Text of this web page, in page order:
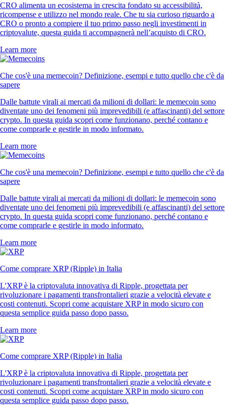
CRO alimenta un ecosistema in crescita fondato su accessibilità,
ricompense e utilizzo nel mondo reale. Che tu sia curioso riguardo a
CRO o pronto a compiere il tuo primo passo negli investimenti in
criptovalute, questa guida ti accompagnerà nell’acquisto di CRO.
Learn more
Che cos'è una memecoin? Definizione, esempi e tutto quello che c'è da
sapere
Dalle battute virali ai mercati da milioni di dollari: le memecoin sono
diventate uno dei fenomeni più imprevedibili (e affascinanti) del settore
crypto. In questa guida scopri come funzionano, perché contano e
come comprarle e gestirle in modo informato.
Learn more
Che cos'è una memecoin? Definizione, esempi e tutto quello che c'è da
sapere
Dalle battute virali ai mercati da milioni di dollari: le memecoin sono
diventate uno dei fenomeni più imprevedibili (e affascinanti) del settore
crypto. In questa guida scopri come funzionano, perché contano e
come comprarle e gestirle in modo informato.
Learn more
Come comprare XRP (Ripple) in Italia
L'XRP è la criptovaluta innovativa di Ripple, progettata per
rivoluzionare i pagamenti transfrontalieri grazie a velocità elevate e
costi contenuti. Scopri come acquistare XRP in modo sicuro con
questa semplice guida passo dopo passo.
Learn more
Come comprare XRP (Ripple) in Italia
L'XRP è la criptovaluta innovativa di Ripple, progettata per
rivoluzionare i pagamenti transfrontalieri grazie a velocità elevate e
costi contenuti. Scopri come acquistare XRP in modo sicuro con
questa semplice guida passo dopo passo.